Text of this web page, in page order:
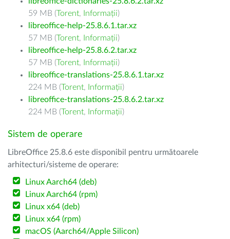
59 MB (Torent, Informații)
libreoffice-help-25.8.6.1.tar.xz
57 MB (Torent, Informații)
libreoffice-help-25.8.6.2.tar.xz
57 MB (Torent, Informații)
libreoffice-translations-25.8.6.1.tar.xz
224 MB (Torent, Informații)
libreoffice-translations-25.8.6.2.tar.xz
224 MB (Torent, Informații)
Sistem de operare
LibreOffice 25.8.6 este disponibil pentru următoarele
arhitecturi/sisteme de operare:
Linux Aarch64 (deb)
Linux Aarch64 (rpm)
Linux x64 (deb)
Linux x64 (rpm)
macOS (Aarch64/Apple Silicon)